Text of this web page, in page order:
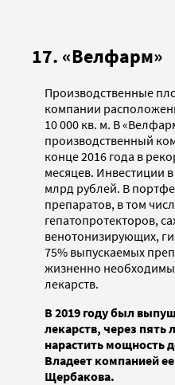
17. «Велфарм»
Производственные
компании
10 000 кв. м. В
производственный
конце 2016 года в
месяцев. Инвестиции
млрд рублей. В
препаратов, в том
гепатопротекторов,
венотонизирующих,
75% выпускаемых
жизненно
лекарств.
В 2019 году был
лекарств, через пять
нарастить мощность
Владеет компанией
Щербакова.